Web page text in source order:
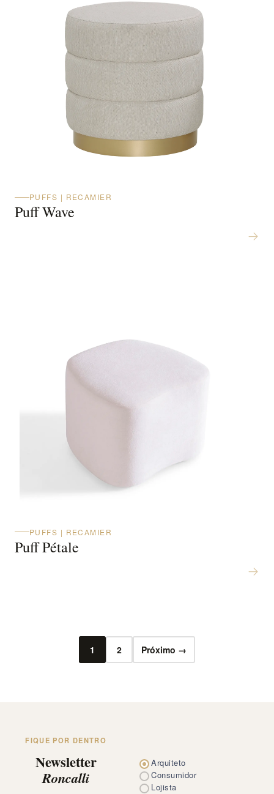
PUFFS | RECAMIER
Puff Wave
PUFFS | RECAMIER
Puff Pétale
1 2 Próximo →
FIQUE POR DENTRO
Newsletter
Roncalli
Arquiteto
Consumidor
Lojista